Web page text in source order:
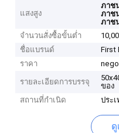
แสงสูง
ภาช
ภาช
ภาช
จำนวนสั่งซื้อขั้นต่ำ
ชื่อแบรนด์
First
ราคา
รายละเอียดการบรรจุ
ของ
สถานที่กำเนิด
ประ
ดู